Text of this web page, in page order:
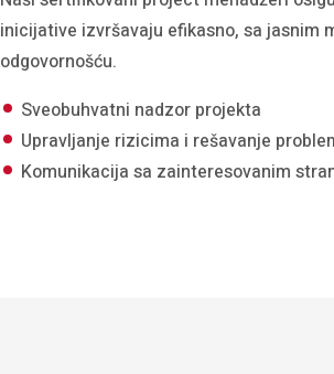
inicijative izvršavaju efikasno, sa jasnim
odgovornošću.
Sveobuhvatni nadzor projekta
Upravljanje rizicima i rešavanje
Komunikacija sa zainteresovanim